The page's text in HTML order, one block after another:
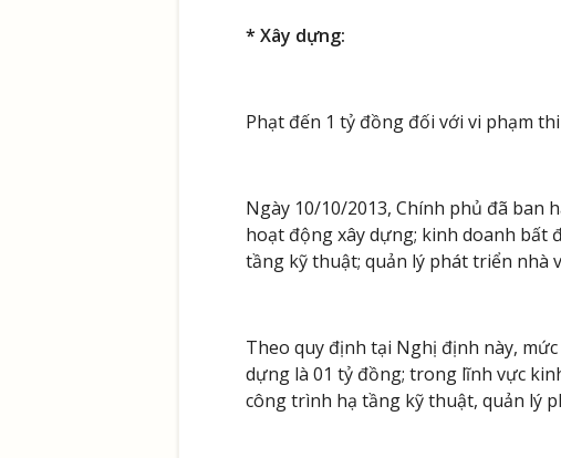
* Xây dựng:
Phạt đến 1 tỷ đồng đối với vi phạm
Ngày 10/10/2013, Chính phủ đã ban
hoạt động xây dựng; kinh doanh bất
tầng kỹ thuật; quản lý phát triển nhà
Theo quy định tại Nghị định này,
dựng là 01 tỷ đồng; trong lĩnh vực
công trình hạ tầng kỹ thuật, quản lý